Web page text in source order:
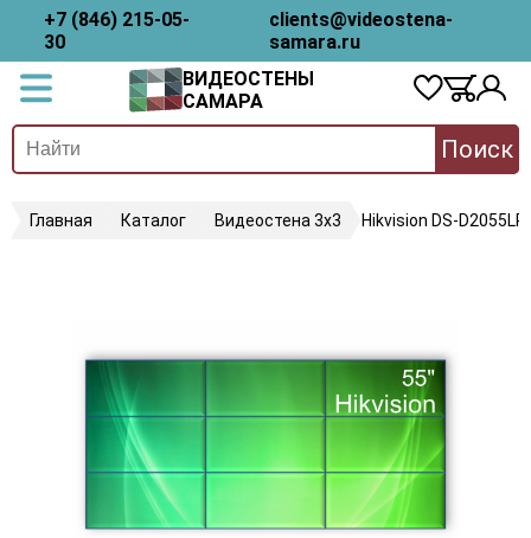
+7 (846) 215-05-
30
clients@videostena-
samara.ru
ВИДЕОСТЕНЫ
САМАРА
Поиск
Главная Каталог Видеостена 3х3 Hikvision DS-